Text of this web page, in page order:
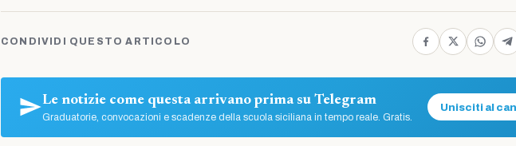
CONDIVIDI QUESTO ARTICOLO
Le notizie come questa arrivano prima su Telegram
Graduatorie, convocazioni e scadenze della scuola siciliana in tempo reale. Gratis.
Unisciti al